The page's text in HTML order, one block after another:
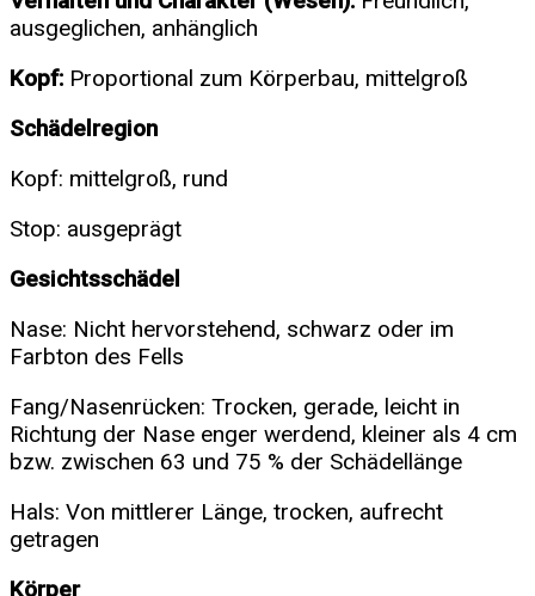
ausgeglichen, anhänglich
Kopf: Proportional zum Körperbau, mittelgroß
Schädelregion
Kopf: mittelgroß, rund
Stop: ausgeprägt
Gesichtsschädel
Nase: Nicht hervorstehend, schwarz oder im
Farbton des Fells
Fang/Nasenrücken: Trocken, gerade, leicht in
Richtung der Nase enger werdend, kleiner als 4 cm
bzw. zwischen 63 und 75 % der Schädellänge
Hals: Von mittlerer Länge, trocken, aufrecht
getragen
Körper